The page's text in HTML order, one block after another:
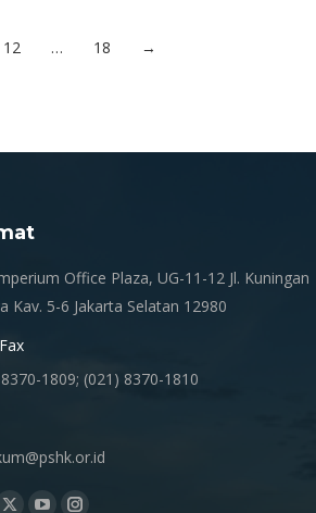
12 … 18 →
Office Plaza, UG-11-12 Jl. Kuningan
Kav. 5-6 Jakarta Selatan 12980
1809; (021) 8370-1810
on: